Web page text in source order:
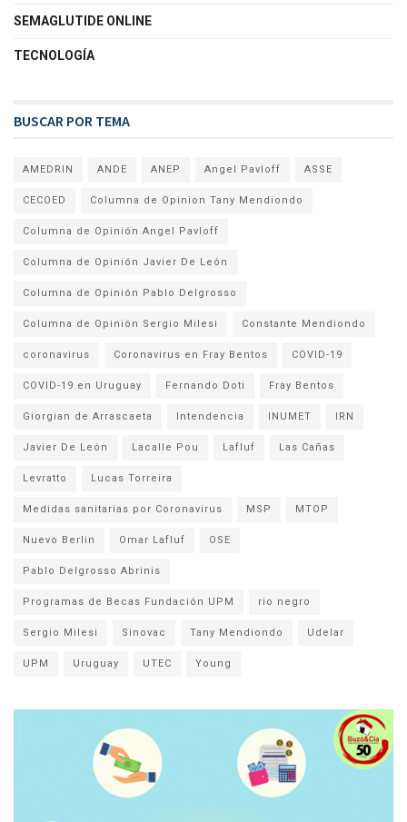
SEMAGLUTIDE ONLINE
TECNOLOGÍA
BUSCAR POR TEMA
AMEDRIN ANDE ANEP Angel Pavloff ASSE
CECOED Columna de Opinion Tany Mendiondo
Columna de Opinión Angel Pavloff
Columna de Opinión Javier De León
Columna de Opinión Pablo Delgrosso
Columna de Opinión Sergio Milesi Constante Mendiondo
coronavirus Coronavirus en Fray Bentos COVID-19
COVID-19 en Uruguay Fernando Doti Fray Bentos
Giorgian de Arrascaeta Intendencia INUMET IRN
Javier De León Lacalle Pou Lafluf Las Cañas
Levratto Lucas Torreira
Medidas sanitarias por Coronavirus MSP MTOP
Nuevo Berlin Omar Lafluf OSE
Pablo Delgrosso Abrinis
Programas de Becas Fundación UPM rio negro
Sergio Milesi Sinovac Tany Mendiondo Udelar
UPM Uruguay UTEC Young